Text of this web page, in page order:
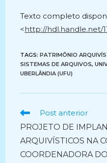
Texto completo
<http://hdl.handle.net/
TAGS:PATRIMÔNIO
SISTEMAS DE ARQUIVOS,
UBERLÂNDIA (UFU)
Ler
artigos
Post anterior
PROJETO DE
ARQUIVÍSTICOS NA
COORDENADORA